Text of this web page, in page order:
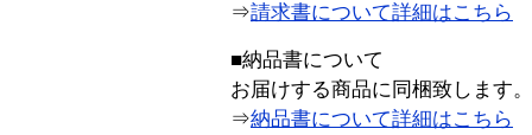
⇒請求書について詳細はこちら
■納品書について
お届けする商品に同梱致します。
⇒納品書について詳細はこちら